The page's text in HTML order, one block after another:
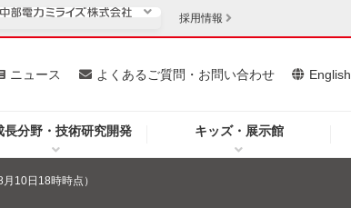
長分野・技術研究開発 キッズ・展示館
ニュース よくあるご質問・お問い合わせ English
安定供給
法人のお客さま
採用情報
10日18時時点）